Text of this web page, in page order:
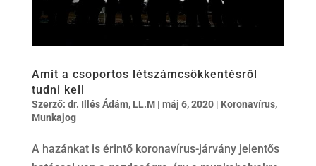
Amit a csoportos létszámcsökkentésről
tudni kell
Szerző: dr. Illés Ádám, LL.M| máj 6, 2020| Koronavírus,
Munkajog
A hazánkat is érintő koronavírus-járvány jelentős